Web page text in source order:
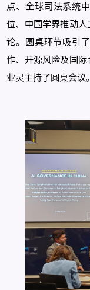
点、全球司法系统
位、中国学界推动
论。圆桌环节吸引
作、开源风险及国
业灵主持了圆桌会议。